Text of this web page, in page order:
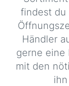
findest du
Händler
gerne eine
mit den